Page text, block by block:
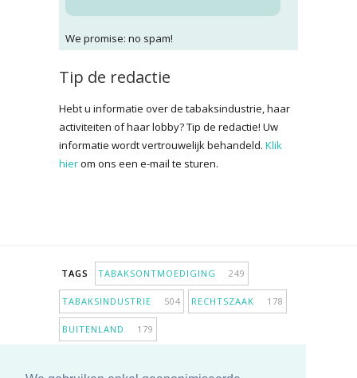
We promise: no spam!
Tip de redactie
Hebt u informatie over de tabaksindustrie, haar
activiteiten of haar lobby? Tip de redactie! Uw
informatie wordt vertrouwelijk behandeld. Klik
hierom ons een e-mail te sturen.
TAGS TABAKSONTMOEDIGING 249
TABAKSINDUSTRIE 504 RECHTSZAAK 178
BUITENLAND 179